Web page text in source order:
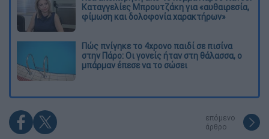
Καταγγελίες Μπρουτζάκη για «αυθαιρεσία,
φίμωση και δολοφονία χαρακτήρων»
Πώς πνίγηκε το 4χρονο παιδί σε πισίνα
στην Πάρο: Οι γονείς ήταν στη θάλασσα, ο
μπάρμαν έπεσε να το σώσει
επόμενο
άρθρο